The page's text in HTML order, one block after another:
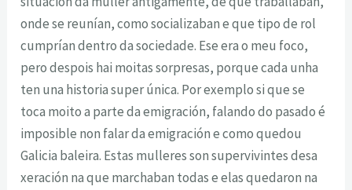
onde se reunían, como socializaban e que tipo de rol
cumprían dentro da sociedade. Ese era o meu foco,
pero despois hai moitas sorpresas, porque cada unha
ten una historia super única. Por exemplo si que se
toca moito a parte da emigración, falando do pasado é
imposible non falar da emigración e como quedou
Galicia baleira. Estas mulleres son supervivintes desa
xeración na que marchaban todas e elas quedaron na